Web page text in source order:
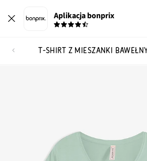
Aplikacja bonprix
T-SHIRT Z MIESZANKI